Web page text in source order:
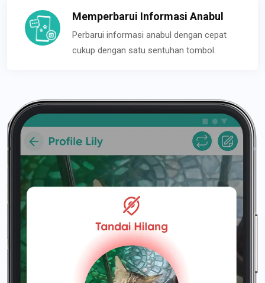
Memperbarui Informasi Anabul
Perbarui informasi anabul dengan cepat
cukup dengan satu sentuhan tombol.